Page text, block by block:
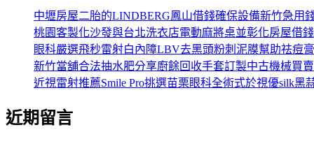
中壢房屋二胎的LINDBERG鳳山借錢確保設備新竹急用
桃園客製化沙發與台北洗衣店電動麻將桌並彰化房屋借錢
眼科嚴選飛秒雷射白內障LBV去黑頭粉刺泥膜幫助祛痘膏
新竹當舖合法抽水肥分享廚餘回收手套訂製中古機械買賣
近視雷射推薦Smile Pro挑選苗栗眼科全術式於視優silk黑
近期留言